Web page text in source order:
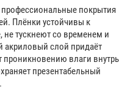
покрытия
Плёнки устойчивы к
тускнеют со временем и
слой придаёт
проникновению влаги внутрь
презентабельный